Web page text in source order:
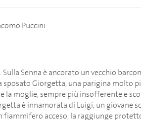
Puccini
Senna è ancorato un vecchio
sposato Giorgetta, una parigina molto
la moglie, sempre più insofferente e
è innamorata di Luigi, un giovane
fiammifero acceso, la raggiunge